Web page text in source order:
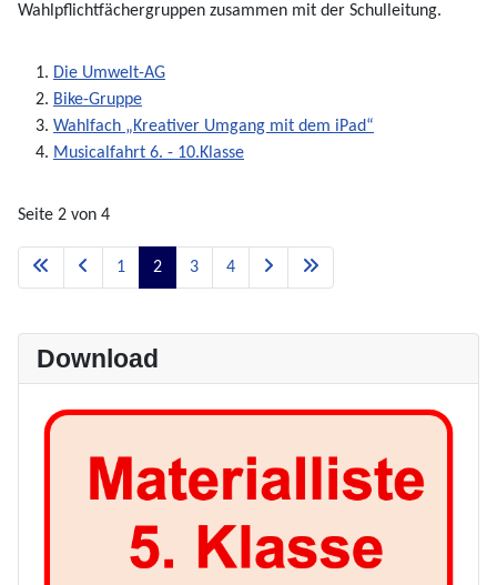
Wahlpflichtfächergruppen zusammen mit der Schulleitung.
Die Umwelt-AG
Bike-Gruppe
Wahlfach „Kreativer Umgang mit dem iPad“
Musicalfahrt 6. - 10.Klasse
Seite 2 von 4
1 2 3 4
Download